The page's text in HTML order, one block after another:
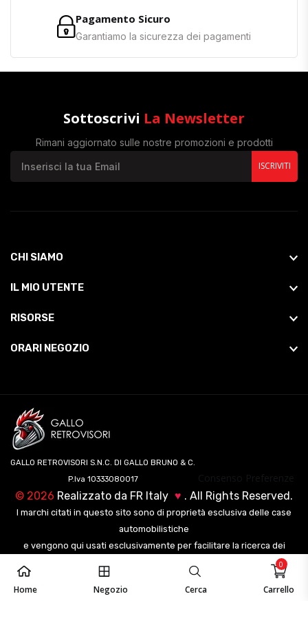
Home Negozio Cerca Carrello
0
Pagamento Sicuro
Garantiamo la sicurezza dei pagamenti
Sottoscrivi La Newsletter
Rimani aggiornato sulle nostre promozioni e prodotti
ISCRIVITI
CHI SIAMO
IL MIO UTENTE
RISORSE
ORARI NEGOZIO
GALLO RETROVISORI S.N.C. DI GALLO BRUNO & C.
P.Iva 10333080017
© 2026 Realizzato da FR Italy ♥ . All Rights Reserved.
I marchi citati in questo sito sono di proprietà esclusiva delle case
automobilistiche
e vengono qui usati esclusivamente per facilitare la ricerca dei